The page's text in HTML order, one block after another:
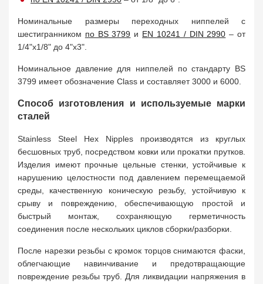
Номинальные размеры переходных ниппелей с
шестигранником по BS 3799 и EN 10241 / DIN 2990 – от
1/4"х1/8" до 4"х3".
Номинальное давление для ниппелей по стандарту BS
3799 имеет обозначение Class и составляет 3000 и 6000.
Способ изготовления и используемые марки
сталей
Stainless Steel Hex Nipples производятся из круглых
бесшовных труб, посредством ковки или прокатки прутков.
Изделия имеют прочные цельные стенки, устойчивые к
нарушению целостности под давлением перемещаемой
среды, качественную коническую резьбу, устойчивую к
срыву и повреждению, обеспечивающую простой и
быстрый монтаж, сохраняющую герметичность
соединения после нескольких циклов сборки/разборки.
После нарезки резьбы с кромок торцов снимаются фаски,
облегчающие навинчивание и предотвращающие
повреждение резьбы труб. Для ликвидации напряжения в